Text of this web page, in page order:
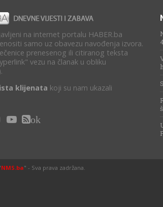
na internet portalu HABER.ba
samo uz obavezu navođenja izvora.
prenesenog ili citiranog teksta
vezu na članak u obliku
klijenata koji su nam ukazali
ok
NMS.ba" - Sva prava zadržana.